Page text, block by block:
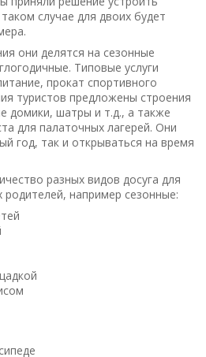
случае для двоих будет
они делятся на сезонные
Типовые услуги
прокат спортивного
туристов предложены строения
домики, шатры и т.д., а также
для палаточных лагерей. Они
год, так и открываться на время
разных видов досуга для
родителей, например сезонные: